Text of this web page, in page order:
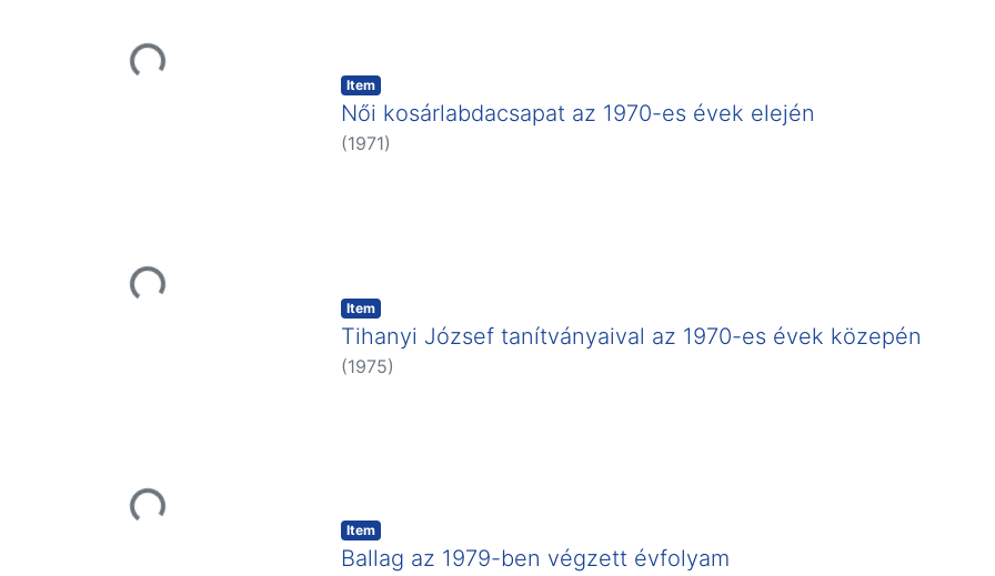
Loading...
Loading...
Item
Női kosárlabdacsapat az 1970-es évek elején
(1971)
Loading...
Item
Tihanyi József tanítványaival az 1970-es évek közepén
(1975)
Item
Ballag az 1979-ben végzett évfolyam